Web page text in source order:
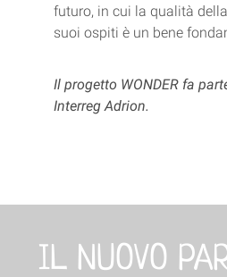
futuro, in cui la qualità
suoi ospiti è un bene
Il progetto WONDER fa
Interreg Adrion.
IL NUOVO